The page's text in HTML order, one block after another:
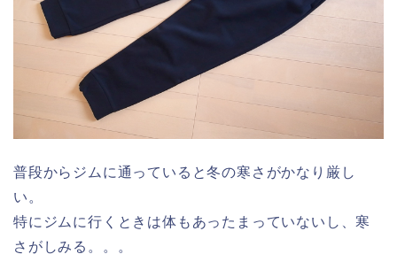
普段からジムに通っていると冬の寒さがかなり厳し
い。
特にジムに行くときは体もあったまっていないし、寒
さがしみる。。。